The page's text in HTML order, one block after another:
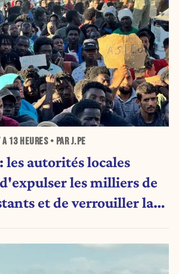
A13 HEURES• PAR J.PE
les autorités locales
les milliers de
et de verrouiller la